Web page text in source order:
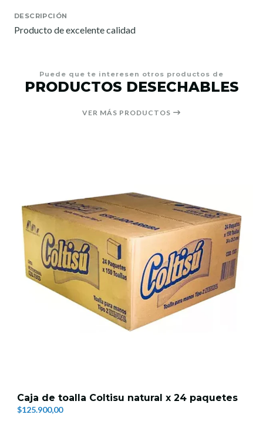
DESCRIPCIÓN
Producto de excelente calidad
Puede que te interesen otros productos de
PRODUCTOS DESECHABLES
VER MÁS PRODUCTOS
Caja de toalla Coltisu natural x 24 paquetes
$125.900,00